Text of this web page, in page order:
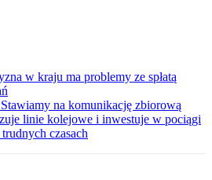
w kraju ma problemy ze spłatą
na komunikację zbiorową
linie kolejowe i inwestuje w pociągi
czasach